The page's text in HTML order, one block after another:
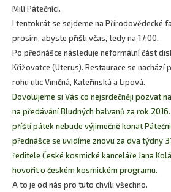
Milí Pátečníci.
I tentokrát se sejdeme na Přírodovědecké
prosím, abyste přišli včas, tedy na 17:00.
Po přednášce následuje neformální část
Křižovatce (Uterus). Restaurace se
rohu ulic Viničná, Kateřinská a Lipová.
Dovolujeme si Vás co nejsrdečněji pozvat
na předávání Bludných balvanů za rok
příští pátek nebude výjimečně konat
přednášce se uvidíme znovu za dva týdny
ředitele České kosmické kanceláře Jana
hovořit o českém kosmickém programu.
A to je od nás pro tuto chvíli všechno.